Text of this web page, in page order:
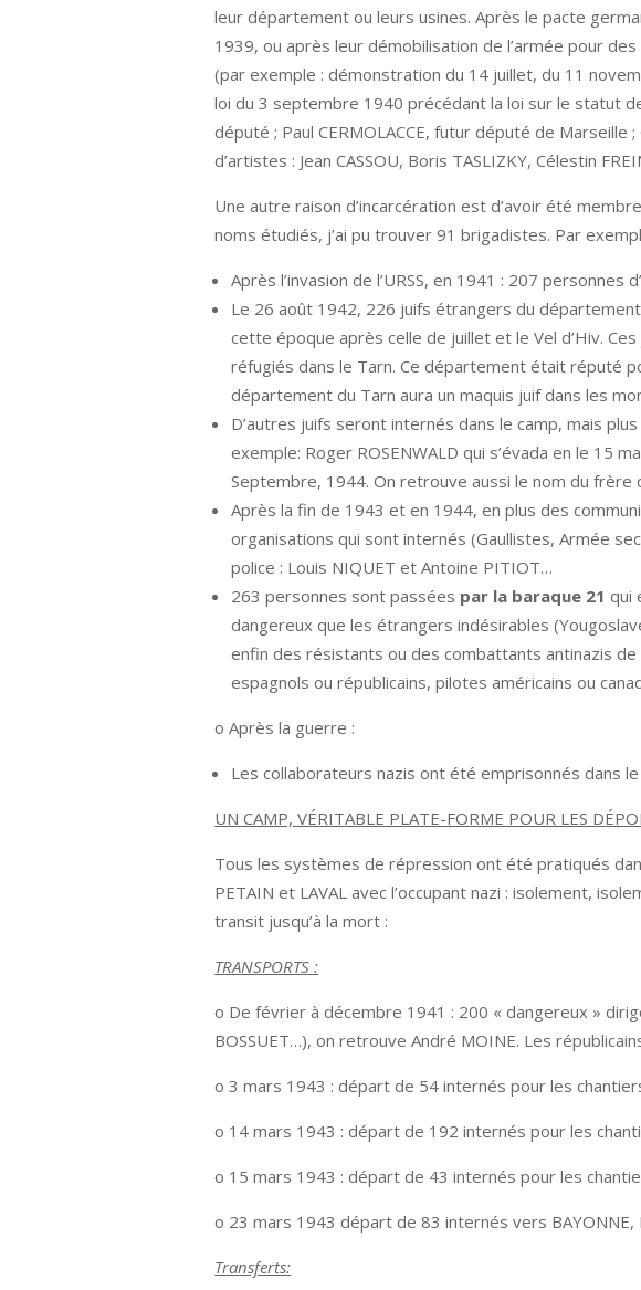
leur département ou leurs usines. Après le pacte
1939, ou après leur démobilisation de l’armée pour
(par exemple : démonstration du 14 juillet, du 11
loi du 3 septembre 1940 précédant la loi sur le statut
député ; Paul CERMOLACCE, futur député de
d’artistes : Jean CASSOU, Boris TASLIZKY, Célestin
Une autre raison d’incarcération est d’avoir été
noms étudiés, j’ai pu trouver 91 brigadistes. Par
Après l’invasion de l’URSS, en 1941 : 207
Le 26 août 1942, 226 juifs étrangers du
cette époque après celle de juillet et le Vel d’Hiv.
réfugiés dans le Tarn. Ce département était réputé
département du Tarn aura un maquis juif dans les
D’autres juifs seront internés dans le camp, mais
exemple: Roger ROSENWALD qui s’évada en le 15
Septembre, 1944. On retrouve aussi le nom du frère
Après la fin de 1943 et en 1944, en plus des
organisations qui sont internés (Gaullistes, Armée
police : Louis NIQUET et Antoine PITIOT…
263 personnes sont passées par la baraque 21 qui
dangereux que les étrangers indésirables
enfin des résistants ou des combattants antinazis
espagnols ou républicains, pilotes américains ou
o Après la guerre :
Les collaborateurs nazis ont été emprisonnés dans le
UN CAMP, VÉRITABLE PLATE-FORME POUR LES
Tous les systèmes de répression ont été pratiqués
PETAIN et LAVAL avec l’occupant nazi : isolement,
transit jusqu’à la mort :
TRANSPORTS :
o De février à décembre 1941 : 200 « dangereux »
BOSSUET…), on retrouve André MOINE. Les
o 3 mars 1943 : départ de 54 internés pour les
o 14 mars 1943 : départ de 192 internés pour les
o 15 mars 1943 : départ de 43 internés pour les
o 23 mars 1943 départ de 83 internés vers BAYONNE,
Transferts: